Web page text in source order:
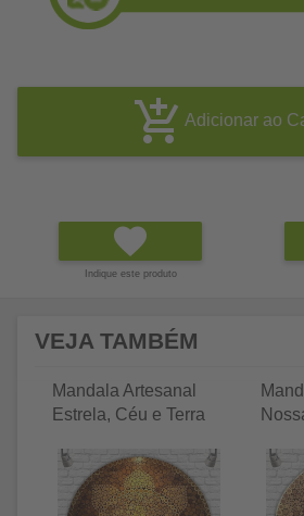
Adicionar ao
Indique este produto
VEJA TAMBÉM
Mandala Artesanal
Estrela, Céu e Terra